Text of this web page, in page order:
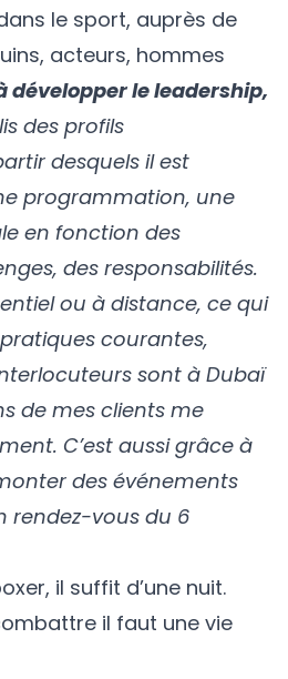
le sport, auprès de
acteurs, hommes
développer le leadership,
des profils
desquels il est
programmation, une
en fonction des
des responsabilités.
ou à distance, ce qui
courantes,
sont à Dubaï
de mes clients me
C’est aussi grâce à
des événements
rendez-vous du 6
il suffit d’une nuit.
il faut une vie